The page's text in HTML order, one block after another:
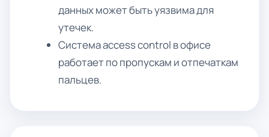
данных может быть уязвима для
утечек.
Система access control в офисе
работает по пропускам и отпечаткам
пальцев.